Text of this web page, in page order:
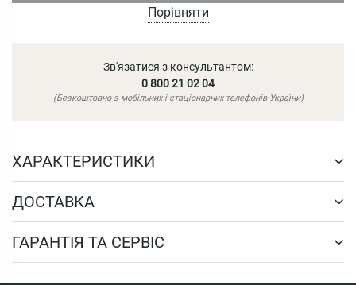
Порівняти
Зв'язатися з консультантом:
0 800 21 02 04
(Безкоштовно з мобільних і стаціонарних телефонів України)
ХАРАКТЕРИСТИКИ
ДОСТАВКА
ГАРАНТІЯ ТА СЕРВІС